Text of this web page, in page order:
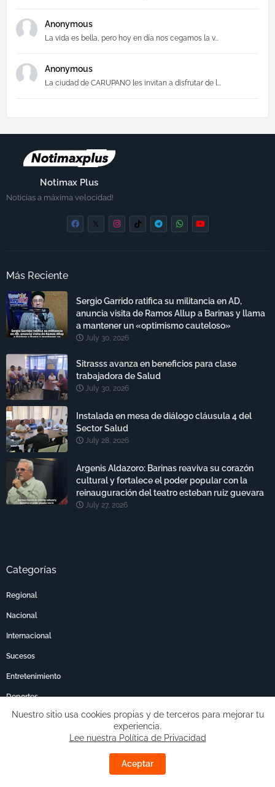
Anonymous
La vida es bella, pero hoy en día nos cegamos la v...
Anonymous
La ciudad de CARUPANO les invitan a disfrutar de l...
Notimax Plus
Noticias a máxima velocidad!
Más Reciente
Sergio Garrido ratifica su militancia en AD,
anuncia visita de Ramos Allup a Barinas y llama
a mantener un «optimismo cauteloso»
July 30, 2026
Sitrasss avanza en beneficios para clase
trabajadora de Salud
July 30, 2026
Instalada en mesa de diálogo cláusula 4 del
Sector Salud
July 28, 2026
Argenis Aldazoro: Barinas reaviva su corazón
cultural y fortalece el poder popular con la
reinauguración del teatro esteban ruiz guevara
July 27, 2026
Categorías
Regional
Nacional
Internacional
Sucesos
Entretenimiento
Deportes
Nuestro sitio usa cookies propias y de terceros para mejorar tu
experiencia.
Lee nuestra Política de Privacidad
Aceptar